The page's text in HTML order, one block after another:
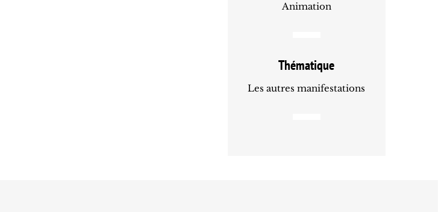
Animation
Thématique
Les autres manifestations